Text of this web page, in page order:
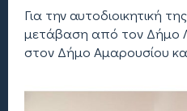
Για την αυτοδιοικητική
μετάβαση από τον Δήμο
στον Δήμο Αμαρουσίου